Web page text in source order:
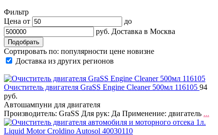
Фильтр
Цена от
до
руб. Доставка в Москва
Сортировать по: популярности цене новизне
Доставка из других регионов
Очиститель двигателя GraSS Engine Cleaner 500мл 116105 94
руб.
Автошампуни для двигателя
Производитель: GraSS Для рук: Да Применение: двигатель ...